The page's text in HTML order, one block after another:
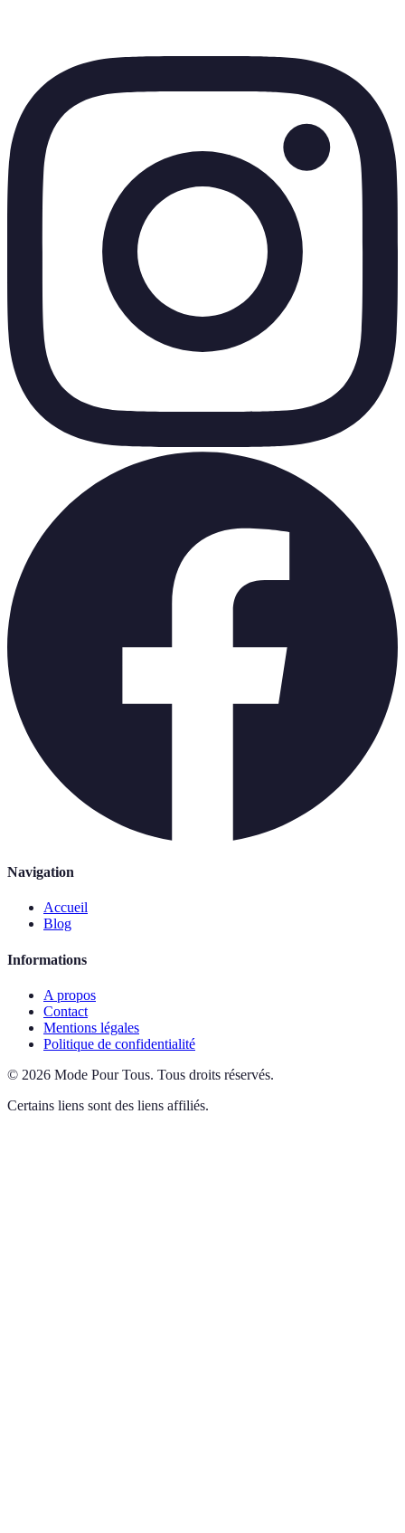
Navigation
Accueil
Blog
Informations
A propos
Contact
Mentions légales
Politique de confidentialité
© 2026 Mode Pour Tous. Tous droits réservés.
Certains liens sont des liens affiliés.